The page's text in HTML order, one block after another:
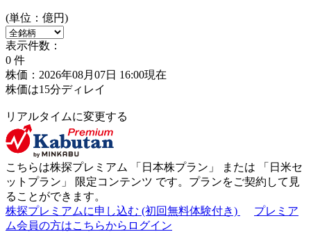
(単位：億円)
表示件数：
0 件
株価：2026年08月07日 16:00現在
株価は15分ディレイ
リアルタイムに変更する
こちらは株探プレミアム 「 日本株プラン 」 または 「 日米セ
ットプラン 」 限定コンテンツ です。プランをご契約して見
ることができます。
株探プレミアムに申し込む (初回無料体験付き)
プレミア
ム会員の方はこちらからログイン